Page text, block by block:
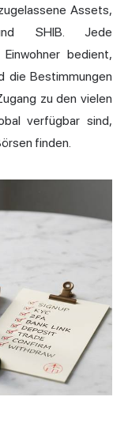
Assets,
SHIB. Jede
bedient,
die Bestimmungen
zu den vielen
verfügbar sind,
finden.